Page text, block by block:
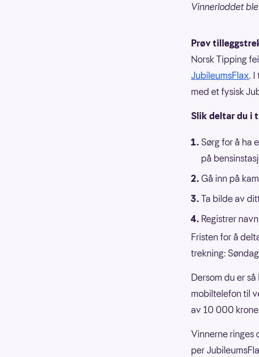
Vinnerloddet
Prøv
Norsk Tipping
JubileumsFlax.
med et fysisk
Slik deltar du i
Sørg for å ha
på
Gå inn på
Ta bilde av
Registrer
Fristen for å
trekning:
Dersom du er
mobiltelefon til
av 10 000
Vinnerne ringes
per